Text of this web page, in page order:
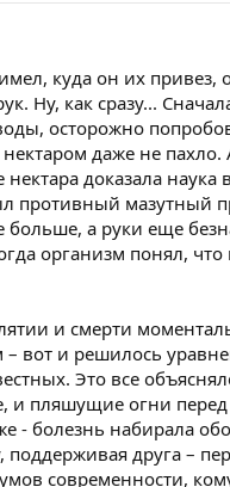
куда он их привез,
Ну, как сразу...
осторожно
даже не пахло.
доказала наука
противный мазутный
больше, а руки еще
организм понял, что
и смерти
– вот и решилось
Это все
и пляшущие огни перед
- болезнь набирала
поддерживая друга –
современности,